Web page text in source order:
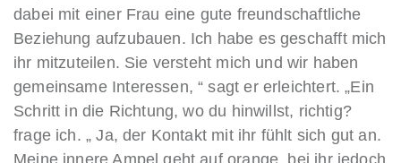
dabei mit einer Frau eine gute freundschaftliche
Beziehung aufzubauen. Ich habe es geschafft mich
ihr mitzuteilen. Sie versteht mich und wir haben
gemeinsame Interessen, “ sagt er erleichtert. „Ein
Schritt in die Richtung, wo du hinwillst, richtig?
frage ich. „ Ja, der Kontakt mit ihr fühlt sich gut an.